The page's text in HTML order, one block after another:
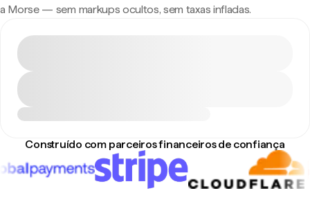
a Morse — sem markups ocultos, sem taxas infladas.
Construído com parceiros financeiros de confiança